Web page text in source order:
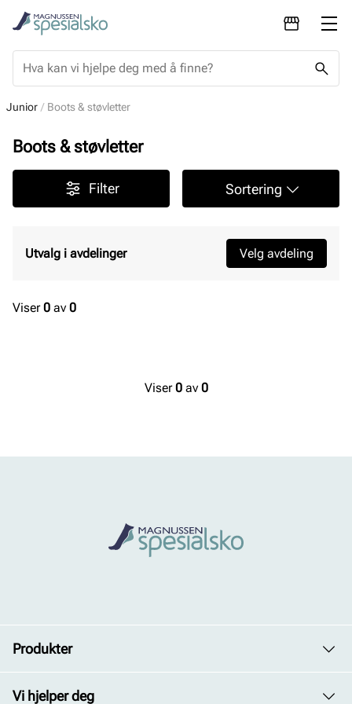
Junior Boots & støvletter
Boots & støvletter
Filter Sortering
Utvalg i avdelinger Velg avdeling
Viser0 av 0
Viser0av 0
Produkter
Dame
Vi hjelper deg